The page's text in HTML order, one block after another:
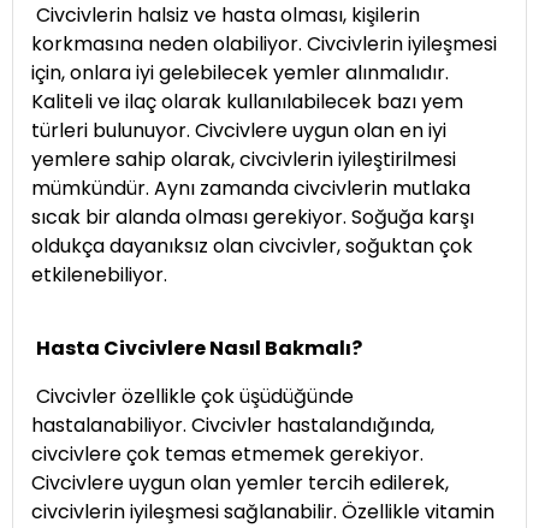
Civcivlerin halsiz ve hasta olması, kişilerin
korkmasına neden olabiliyor. Civcivlerin iyileşmesi
için, onlara iyi gelebilecek yemler alınmalıdır.
Kaliteli ve ilaç olarak kullanılabilecek bazı yem
türleri bulunuyor. Civcivlere uygun olan en iyi
yemlere sahip olarak, civcivlerin iyileştirilmesi
mümkündür. Aynı zamanda civcivlerin mutlaka
sıcak bir alanda olması gerekiyor. Soğuğa karşı
oldukça dayanıksız olan civcivler, soğuktan çok
etkilenebiliyor.
Hasta Civcivlere Nasıl Bakmalı?
Civcivler özellikle çok üşüdüğünde
hastalanabiliyor. Civcivler hastalandığında,
civcivlere çok temas etmemek gerekiyor.
Civcivlere uygun olan yemler tercih edilerek,
civcivlerin iyileşmesi sağlanabilir. Özellikle vitamin